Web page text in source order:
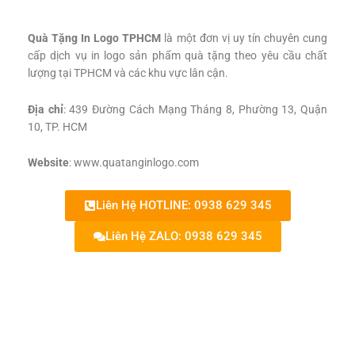
Quà Tặng In Logo TPHCM là một đơn vị uy tín chuyên cung
cấp dịch vụ in logo sản phẩm quà tặng theo yêu cầu chất
lượng tại TPHCM và các khu vực lân cận.
Địa chỉ: 439 Đường Cách Mạng Tháng 8, Phường 13, Quận
10, TP. HCM
Website: www.quatanginlogo.com
Liên Hệ HOTLINE: 0938 629 345
Liên Hệ ZALO: 0938 629 345